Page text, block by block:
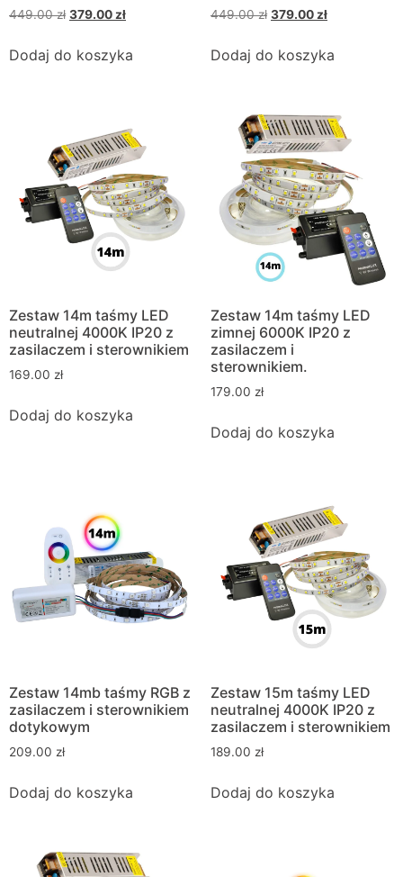
449.00zł 379.00zł
Dodaj do koszyka
449.00zł 379.00zł
Dodaj do koszyka
Zestaw 14m taśmy LED
neutralnej 4000K IP20 z
zasilaczem i sterownikiem
169.00 zł
Dodaj do koszyka
Zestaw 14m taśmy LED
zimnej 6000K IP20 z
zasilaczem i
sterownikiem.
179.00 zł
Dodaj do koszyka
Zestaw 14mb taśmy RGB z
zasilaczem i sterownikiem
dotykowym
209.00 zł
Dodaj do koszyka
Zestaw 15m taśmy LED
neutralnej 4000K IP20 z
zasilaczem i sterownikiem
189.00 zł
Dodaj do koszyka